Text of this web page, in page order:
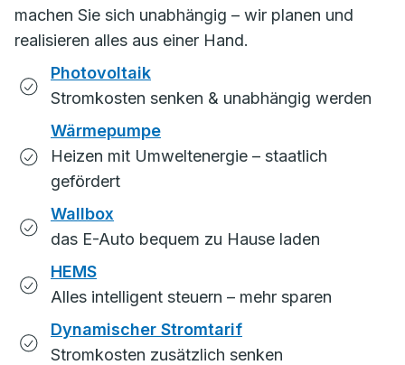
machen Sie sich unabhängig – wir planen und
realisieren alles aus einer Hand.
Photovoltaik
Stromkosten senken & unabhängig werden
Wärmepumpe
Heizen mit Umweltenergie – staatlich
gefördert
Wallbox
das E-Auto bequem zu Hause laden
HEMS
Alles intelligent steuern – mehr sparen
Dynamischer Stromtarif
Stromkosten zusätzlich senken